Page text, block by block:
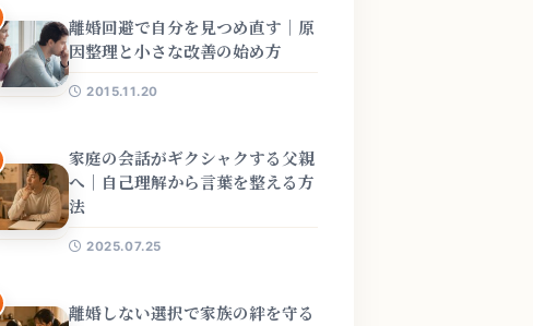
離婚回避で自分を見つめ直す｜原
因整理と小さな改善の始め方
2015.11.20
家庭の会話がギクシャクする父親
へ｜自己理解から言葉を整える方
法
2025.07.25
離婚しない選択で家族の絆を守る